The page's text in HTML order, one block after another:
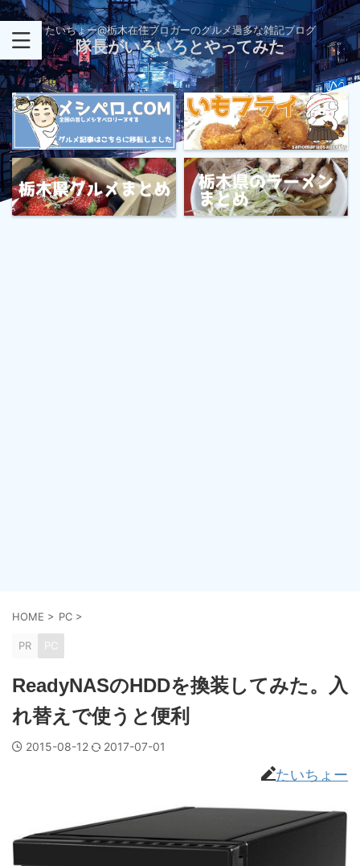
たいちょー@栃木在住ブロガーのグルメ過多な雑記ブログ
隊長がいろいろとやってみた
HOME > PC >
PR PC
ReadyNASのHDDを換装してみた。入
れ替えで使うと便利
2015-08-12 2017-07-01
たいちょー